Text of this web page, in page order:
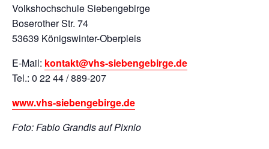
Volkshochschule Siebengebirge
Boserother Str. 74
53639 Königswinter-Oberpleis
E-Mail: kontakt@vhs-siebengebirge.de
Tel.: 0 22 44 / 889-207
www.vhs-siebengebirge.de
Foto: Fabio Grandis auf Pixnio